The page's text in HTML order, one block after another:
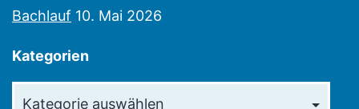
Bachlauf 10. Mai 2026
Kategorien